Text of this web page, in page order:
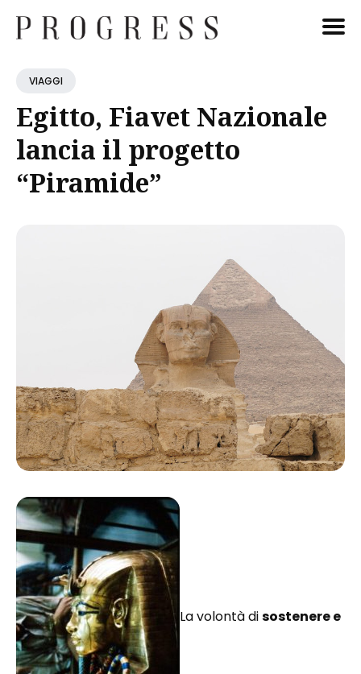
Cerca
VIAGGI
Egitto, Fiavet Nazionale
lancia il progetto
“Piramide”
La volontà disostenere e